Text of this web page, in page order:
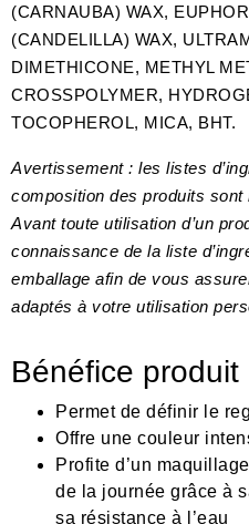
(CARNAUBA) WAX,
(CANDELILLA) WAX,
DIMETHICONE, METHYL
CROSSPOLYMER,
TOCOPHEROL, MICA, BHT.
Avertissement : les listes
composition des produits
Avant toute utilisation d’un
connaissance de la liste
emballage afin de vous
adaptés à votre utilisation
Bénéfice produit
Permet de définir le
Offre une couleur
Profite d’un
de la journée grâce à
sa résistance à l’eau